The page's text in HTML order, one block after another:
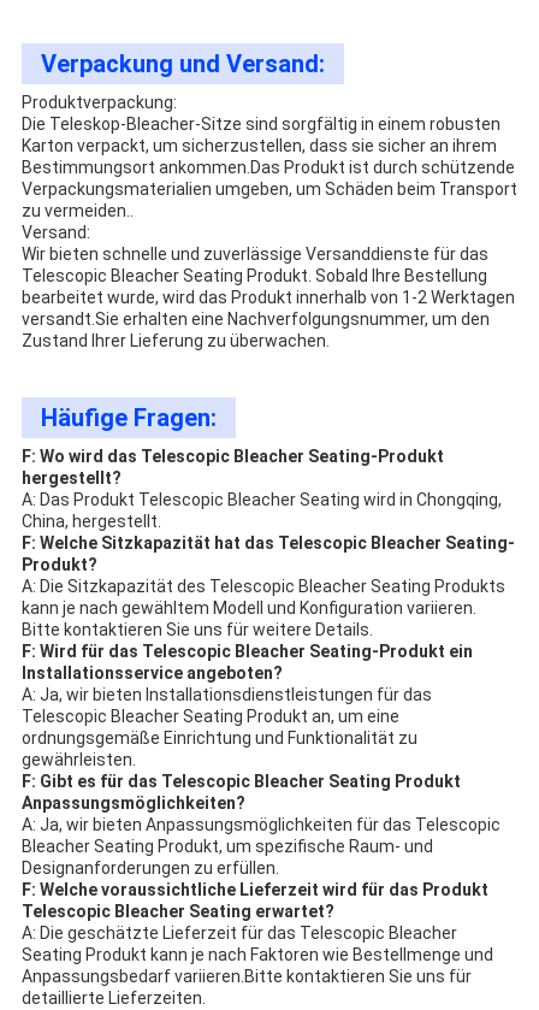
Verpackung und Versand:
Produktverpackung:
Die Teleskop-Bleacher-Sitze sind sorgfältig in einem robusten
Karton verpackt, um sicherzustellen, dass sie sicher an ihrem
Bestimmungsort ankommen.Das Produkt ist durch schützende
Verpackungsmaterialien umgeben, um Schäden beim Transport
zu vermeiden..
Versand:
Wir bieten schnelle und zuverlässige Versanddienste für das
Telescopic Bleacher Seating Produkt. Sobald Ihre Bestellung
bearbeitet wurde, wird das Produkt innerhalb von 1-2 Werktagen
versandt.Sie erhalten eine Nachverfolgungsnummer, um den
Zustand Ihrer Lieferung zu überwachen.
Häufige Fragen:
F: Wo wird das Telescopic Bleacher Seating-Produkt
hergestellt?
A: Das Produkt Telescopic Bleacher Seating wird in Chongqing,
China, hergestellt.
F: Welche Sitzkapazität hat das Telescopic Bleacher Seating-
Produkt?
A: Die Sitzkapazität des Telescopic Bleacher Seating Produkts
kann je nach gewähltem Modell und Konfiguration variieren.
Bitte kontaktieren Sie uns für weitere Details.
F: Wird für das Telescopic Bleacher Seating-Produkt ein
Installationsservice angeboten?
A: Ja, wir bieten Installationsdienstleistungen für das
Telescopic Bleacher Seating Produkt an, um eine
ordnungsgemäße Einrichtung und Funktionalität zu
gewährleisten.
F: Gibt es für das Telescopic Bleacher Seating Produkt
Anpassungsmöglichkeiten?
A: Ja, wir bieten Anpassungsmöglichkeiten für das Telescopic
Bleacher Seating Produkt, um spezifische Raum- und
Designanforderungen zu erfüllen.
F: Welche voraussichtliche Lieferzeit wird für das Produkt
Telescopic Bleacher Seating erwartet?
A: Die geschätzte Lieferzeit für das Telescopic Bleacher
Seating Produkt kann je nach Faktoren wie Bestellmenge und
Anpassungsbedarf variieren.Bitte kontaktieren Sie uns für
detaillierte Lieferzeiten.